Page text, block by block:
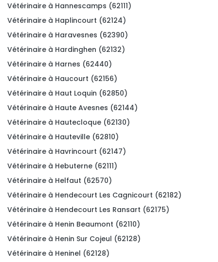
Vétérinaire à Hannescamps (62111)
Vétérinaire à Haplincourt (62124)
Vétérinaire à Haravesnes (62390)
Vétérinaire à Hardinghen (62132)
Vétérinaire à Harnes (62440)
Vétérinaire à Haucourt (62156)
Vétérinaire à Haut Loquin (62850)
Vétérinaire à Haute Avesnes (62144)
Vétérinaire à Hautecloque (62130)
Vétérinaire à Hauteville (62810)
Vétérinaire à Havrincourt (62147)
Vétérinaire à Hebuterne (62111)
Vétérinaire à Helfaut (62570)
Vétérinaire à Hendecourt Les Cagnicourt (62182)
Vétérinaire à Hendecourt Les Ransart (62175)
Vétérinaire à Henin Beaumont (62110)
Vétérinaire à Henin Sur Cojeul (62128)
Vétérinaire à Heninel (62128)